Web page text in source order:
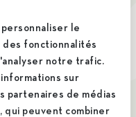
le
fonctionnalités
notre trafic.
sur
partenaires de médias
qui peuvent combiner
fixe. Qui sait,
t-elle à vous ?